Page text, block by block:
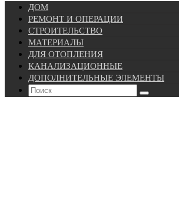
ДОМ
РЕМОНТ И ОПЕРАЦИИ
СТРОИТЕЛЬСТВО
МАТЕРИАЛЫ
ДЛЯ ОТОПЛЕНИЯ
КАНАЛИЗАЦИОННЫЕ
ДОПОЛНИТЕЛЬНЫЕ ЭЛЕМЕНТЫ